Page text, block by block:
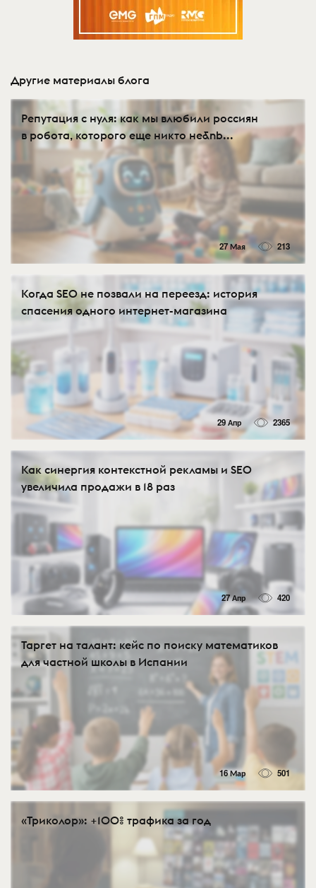
Другие материалы блога
Репутация с нуля: как мы влюбили россиян
в робота, которого еще никто не&nb...
27 Мая 213
Когда SEO не позвали на переезд: история
спасения одного интернет-магазина
29 Апр 2365
Как синергия контекстной рекламы и SEO
увеличила продажи в 18 раз
27 Апр 420
Таргет на талант: кейс по поиску математиков
для частной школы в Испании
16 Мар 501
«Триколор»: +100% трафика за год